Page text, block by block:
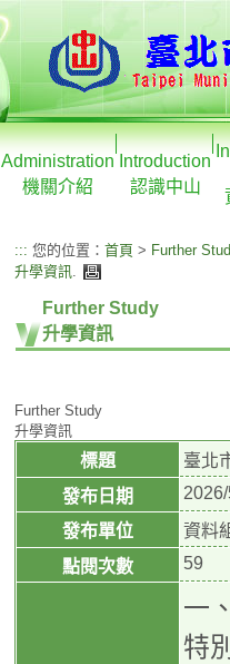
Administration
機關介紹
Introduction
認識中山
::: 您的位置： 首頁 > Further
升學資訊.
Further Study
升學資訊
Further Study
升學資訊
標題
臺北
發布日期
發布單位
資料
點閱次數
59
一
特